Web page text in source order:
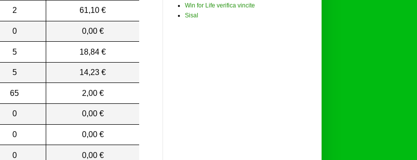
2 61,10 €
0 0,00 €
5 18,84 €
5 14,23 €
65 2,00 €
0 0,00 €
0 0,00 €
0 0,00 €
Win for Life verifica vincite
Sisal